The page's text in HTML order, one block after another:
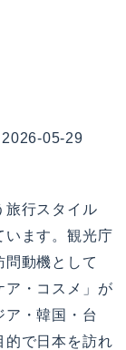
05-29
旅行スタイル
います。観光庁
問動機として
ア・コスメ」が
ア・韓国・台
的で日本を訪れ